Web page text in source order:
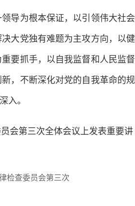
导为根本保证，以引领伟大社会
大党独有难题为主攻方向，以健
要抓手，以自我监督和人民监督
，不断深化对党的自我革命的规
入。
检查委员会第三次